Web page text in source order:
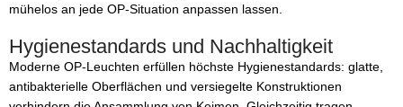
mühelos an jede OP-Situation anpassen lassen.
Hygienestandards und Nachhaltigkeit
Moderne OP-Leuchten erfüllen höchste Hygienestandards: glatte,
antibakterielle Oberflächen und versiegelte Konstruktionen